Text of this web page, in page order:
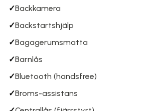
✓Backkamera
✓Backstartshjälp
✓Bagagerumsmatta
✓Barnlås
✓Bluetooth (handsfree)
✓Broms-assistans